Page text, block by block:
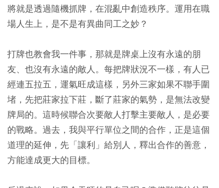
將就是透過隨機抓牌，在混亂中創造秩序。運用在職
場人生上，是不是有異曲同工之妙？
打牌也教會我一件事，那就是牌桌上沒有永遠的朋
友、也沒有永遠的敵人。每把牌狀況不一樣，有人已
經連五拉五，運氣旺成這樣，另外三家如果不聯手圍
堵，先把莊家拉下莊，斷了莊家的氣勢，是無法改變
牌局的。這時候聯合次要敵人打擊主要敵人，是必要
的戰略。過去，我與平行單位之間的合作，正是這個
道理的延伸，先「讓利」給別人，釋出合作的善意，
方能達成更大的目標。